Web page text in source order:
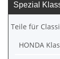
Spezial
Teile für
HONDA